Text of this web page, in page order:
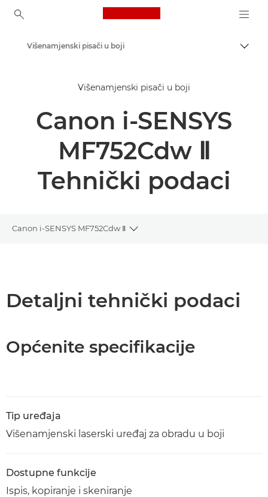
Canon Logo, back to
Rješenja i usluge
Poslovni proizvodi
Višenamjenski pisači – pisači "sve u jednom"
Višenamjenski pisači u boji
Višenamjenski pisači u boji
Canon i-SENSYS
MF752Cdw Ⅱ
Tehnički podaci
Canon i-SENSYS MF752Cdw Ⅱ
Toggle breadcrumbs
Preuzimanje PDF-a
Detaljni tehnički podaci
Općenite specifikacije
Tip uređaja
Višenamjenski laserski uređaj za obradu u boji
Dostupne funkcije
Ispis, kopiranje i skeniranje